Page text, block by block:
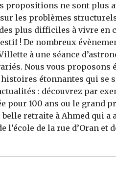
propositions ne sont plus
les problèmes
plus difficiles à vivre en
! De nombreux
à une séance
Nous vous proposons
étonnantes qui se
: découvrez par
pour 100 ans ou le grand
retraite à Ahmed qui a
de la rue d’Oran et